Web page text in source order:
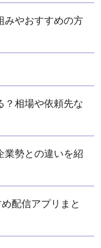
みやおすすめの方
？相場や依頼先な
業勢との違いを紹
配信アプリまと